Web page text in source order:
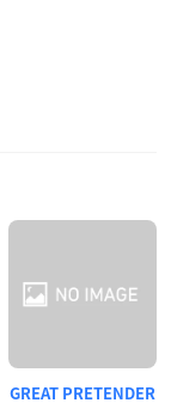
GREAT PRETENDER